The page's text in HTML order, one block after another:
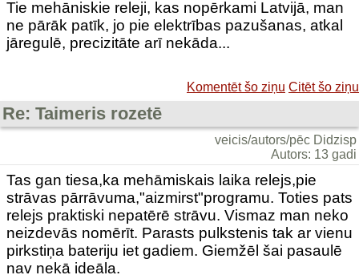
Tie mehāniskie releji, kas nopērkami Latvijā, man
ne pārāk patīk, jo pie elektrības pazušanas, atkal
jāregulē, precizitāte arī nekāda...
Komentēt šo ziņu Citēt šo ziņu
Re: Taimeris rozetē
veicis/autors/pēc Didzisp
Autors: 13 gadi
Tas gan tiesa,ka mehāmiskais laika relejs,pie
strāvas pārrāvuma,"aizmirst"programu. Toties pats
relejs praktiski nepatērē strāvu. Vismaz man neko
neizdevās nomērīt. Parasts pulkstenis tak ar vienu
pirkstiņa bateriju iet gadiem. Giemžēl šai pasaulē
nav nekā ideāla.